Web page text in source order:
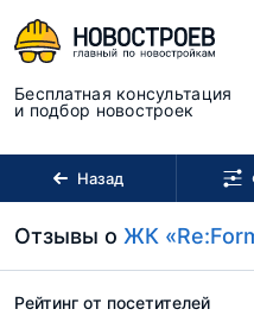
Бесплатная консультация
и подбор новостроек
Назад
Отзывы о ЖК
Рейтинг от посетителей